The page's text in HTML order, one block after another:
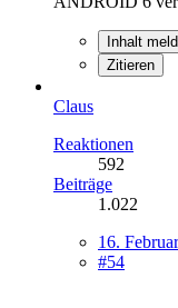
Inhalt
Zitieren
Claus
Reaktionen
592
Beiträge
1.022
16.
#54